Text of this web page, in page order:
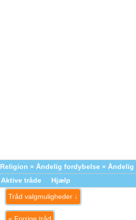
Religion » Åndelig fordybelse » Åndelig
Aktive tråde Hjælp
Tråd valgmuligheder ↓